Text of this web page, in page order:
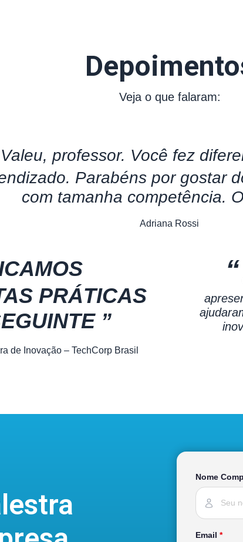
Veja o que falaram:
Valeu, professor. Você fez
Parabéns por gostar
com tamanha competência.
Adriana Rossi
PRÁTICAS
”
de Inovação – TechCorp Brasil
“
Nome
Email *